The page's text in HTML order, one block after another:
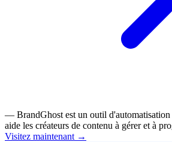
— BrandGhost est un outil
aide les créateurs de contenu à gérer et à
Visitez maintenant →